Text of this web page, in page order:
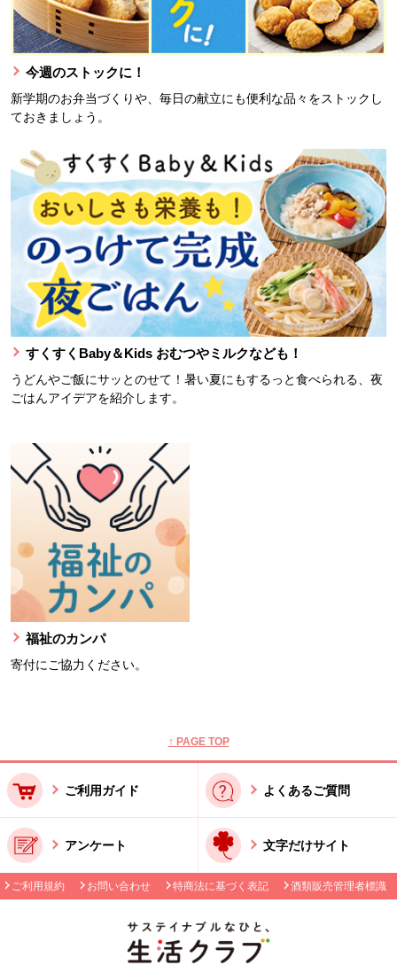
今週のストックに！
新学期のお弁当づくりや、毎日の献立にも便利な品々をストックし
ておきましょう。
すくすくBaby＆Kids おむつやミルクなども！
うどんやご飯にサッとのせて！暑い夏にもするっと食べられる、夜
ごはんアイデアを紹介します。
福祉のカンパ
寄付にご協力ください。
↑ PAGE TOP
ご利用ガイド よくあるご質問
アンケート 文字だけサイト
ご利用規約 お問い合わせ 特商法に基づく表記 酒類販売管理者標識